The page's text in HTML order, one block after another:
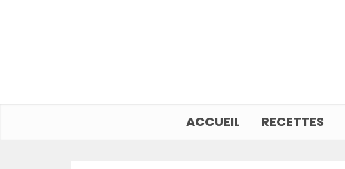
ACCUEIL RECETTES